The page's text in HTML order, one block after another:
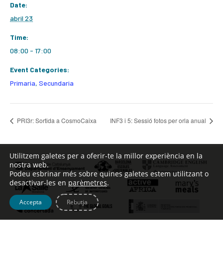
Date:
abril 23
Time:
08:00 - 17:00
Event Categories:
Primaria, Secundaria
PRI3r: Sortida a CosmoCaixa INF3 i 5: Sessió fotos per orla anual
Utilitzem galetes per a oferir-te la millor experiència en la
nostra web.
Podeu esbrinar més sobre quines galetes estem utilitzant o
desactivar-les en parèmetres.
Accepta Rebutja